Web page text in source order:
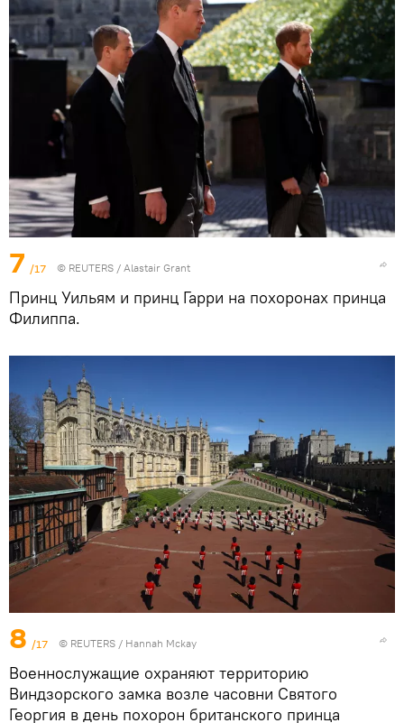
7 /17 © REUTERS / Alastair Grant
Принц Уильям и принц Гарри на похоронах принца
Филиппа.
8 /17 © REUTERS / Hannah Mckay
Военнослужащие охраняют территорию
Виндзорского замка возле часовни Святого
Георгия в день похорон британского принца